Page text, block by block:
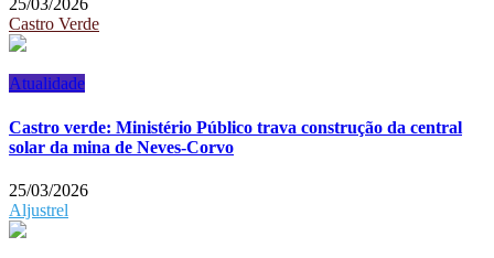
25/03/2026
Castro Verde
Atualidade
Castro verde: Ministério Público trava construção da central
solar da mina de Neves-Corvo
25/03/2026
Aljustrel